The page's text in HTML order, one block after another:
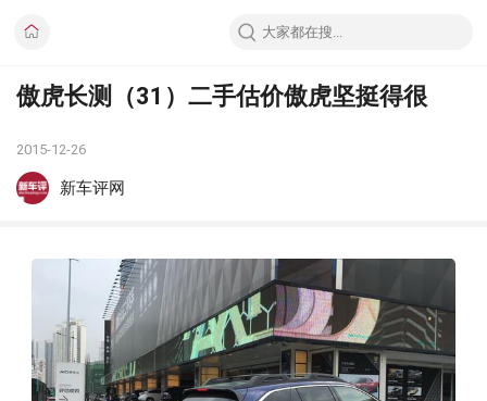
傲虎长测（31）二手估价傲虎坚挺得很
2015-12-26
新车评网